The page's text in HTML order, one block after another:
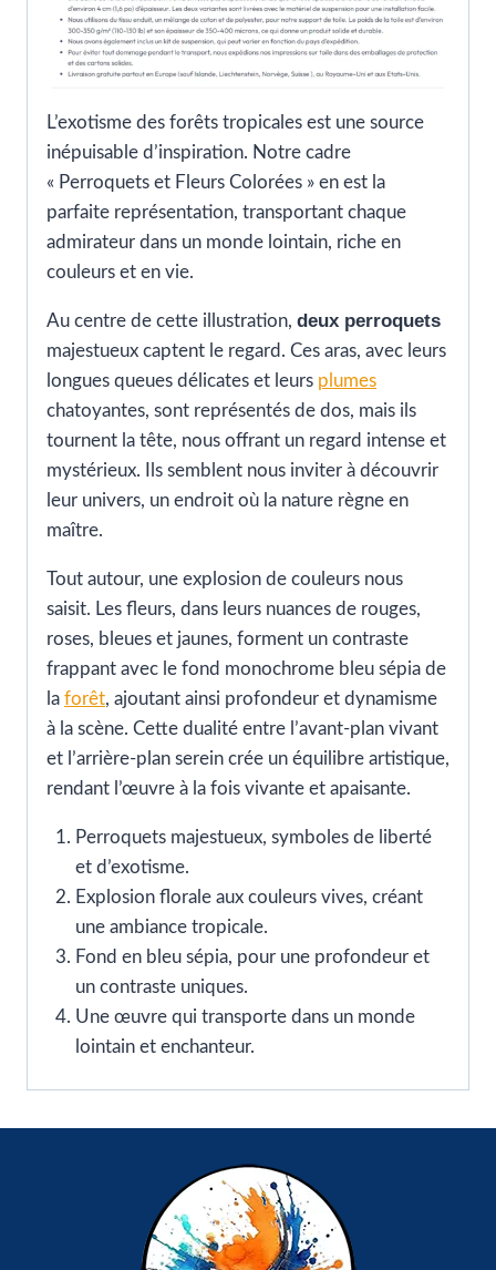
L’exotisme des forêts tropicales est une source
inépuisable d’inspiration. Notre cadre
« Perroquets et Fleurs Colorées » en est la
parfaite représentation, transportant chaque
admirateur dans un monde lointain, riche en
couleurs et en vie.
Au centre de cette illustration, deux perroquets
majestueux captent le regard. Ces aras, avec leurs
longues queues délicates et leurs plumes
chatoyantes, sont représentés de dos, mais ils
tournent la tête, nous offrant un regard intense et
mystérieux. Ils semblent nous inviter à découvrir
leur univers, un endroit où la nature règne en
maître.
Tout autour, une explosion de couleurs nous
saisit. Les fleurs, dans leurs nuances de rouges,
roses, bleues et jaunes, forment un contraste
frappant avec le fond monochrome bleu sépia de
la forêt, ajoutant ainsi profondeur et dynamisme
à la scène. Cette dualité entre l’avant-plan vivant
et l’arrière-plan serein crée un équilibre artistique,
rendant l’œuvre à la fois vivante et apaisante.
Perroquets majestueux, symboles de liberté
et d’exotisme.
Explosion florale aux couleurs vives, créant
une ambiance tropicale.
Fond en bleu sépia, pour une profondeur et
un contraste uniques.
Une œuvre qui transporte dans un monde
lointain et enchanteur.